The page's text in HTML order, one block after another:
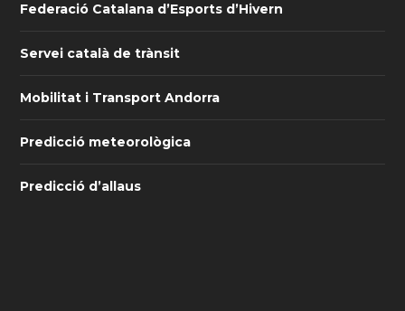
Federació Catalana d’Esports d’Hivern
Servei català de trànsit
Mobilitat i Transport Andorra
Predicció meteorològica
Predicció d’allaus